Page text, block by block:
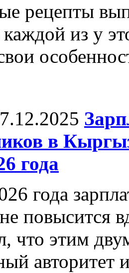
рецепты
из у
в
года
года
повысится
что этим